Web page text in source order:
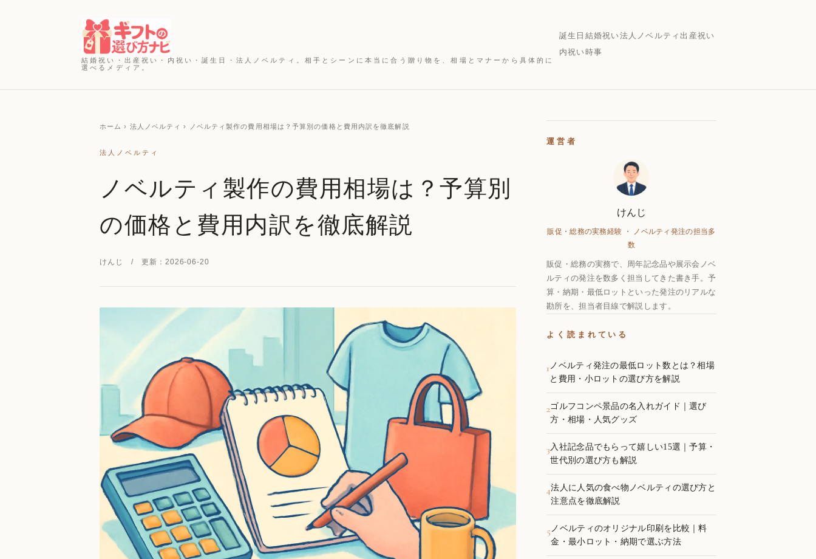
結婚祝い・出産祝い・内祝い・誕生日・法人ノベルティ。相手とシーンに本当に合う贈り物を、相場とマナーから具体的に
選べるメディア。
誕生日 結婚祝い法人ノベルティ 出産祝い
内祝い 時事
ホーム › 法人ノベルティ › ノベルティ製作の費用相場は？予算別の価格と費用内訳を徹底解説
法人ノベルティ
ノベルティ製作の費用相場は？予算別
の価格と費用内訳を徹底解説
けんじ / 更新：2026-06-20
運営者
けんじ
販促・総務の実務経験 ・ ノベルティ発注の担当多
数
販促・総務の実務で、周年記念品や展示会ノベ
ルティの発注を数多く担当してきた書き手。予
算・納期・最低ロットといった発注のリアルな
勘所を、担当者目線で解説します。
よく読まれている
1 ノベルティ発注の最低ロット数とは？相場
と費用・小ロットの選び方を解説
2ゴルフコンペ景品の名入れガイド｜選び
方・相場・人気グッズ
3入社記念品でもらって嬉しい15選｜予算・
世代別の選び方も解説
4法人に人気の食べ物ノベルティの選び方と
注意点を徹底解説
5 ノベルティのオリジナル印刷を比較｜料
金・最小ロット・納期で選ぶ方法